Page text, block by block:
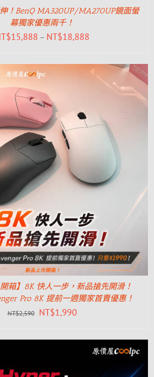
！BenQ MA320UP/MA270UP鏡面螢
幕獨家優惠兩千！
15,888 – NT$18,888
開箱】8K 快人一步，新品搶先開滑！
Pro 8K 提前一週獨家首賣優惠！
NT$2,590 NT$1,990